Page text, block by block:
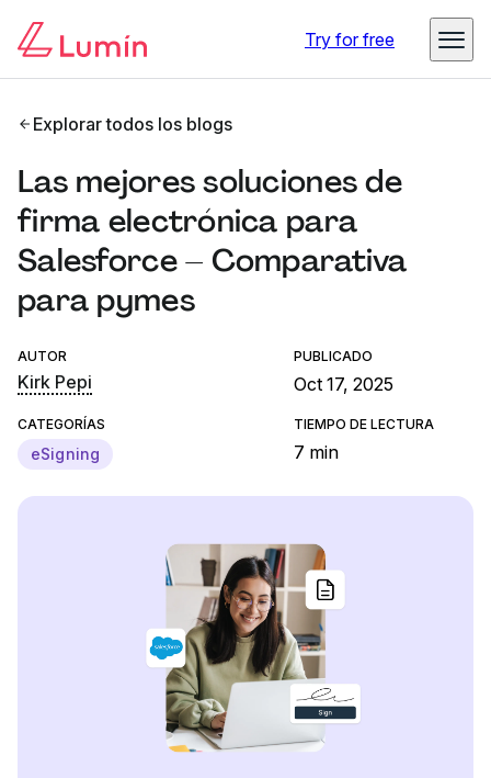
Try for free
Explorar todos los blogs
Las mejores soluciones de
firma electrónica para
Salesforce – Comparativa
para pymes
AUTOR
Kirk Pepi
PUBLICADO
Oct 17, 2025
CATEGORÍAS
eSigning
TIEMPO DE LECTURA
7 min